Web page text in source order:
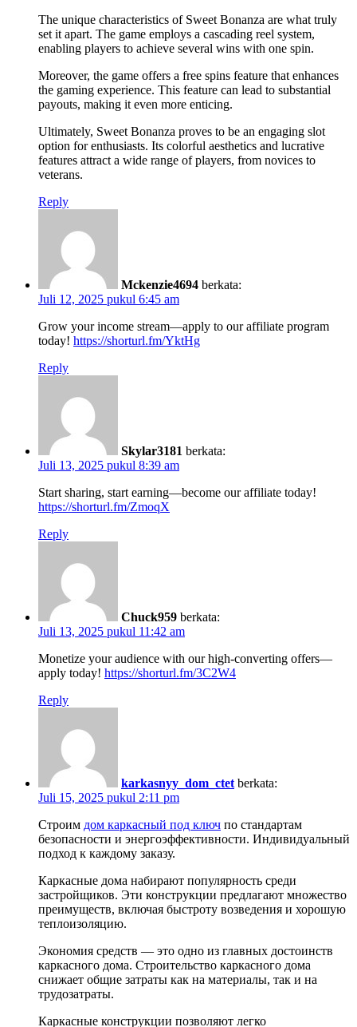
The unique characteristics of Sweet Bonanza are what truly
set it apart. The game employs a cascading reel system,
enabling players to achieve several wins with one spin.
Moreover, the game offers a free spins feature that enhances
the gaming experience. This feature can lead to substantial
payouts, making it even more enticing.
Ultimately, Sweet Bonanza proves to be an engaging slot
option for enthusiasts. Its colorful aesthetics and lucrative
features attract a wide range of players, from novices to
veterans.
Reply
Mckenzie4694 berkata:
Juli 12, 2025 pukul 6:45 am
Grow your income stream—apply to our affiliate program
today! https://shorturl.fm/YktHg
Reply
Skylar3181 berkata:
Juli 13, 2025 pukul 8:39 am
Start sharing, start earning—become our affiliate today!
https://shorturl.fm/ZmoqX
Reply
Chuck959 berkata:
Juli 13, 2025 pukul 11:42 am
Monetize your audience with our high-converting offers—
apply today! https://shorturl.fm/3C2W4
Reply
karkasnyy_dom_ctet berkata:
Juli 15, 2025 pukul 2:11 pm
Строим дом каркасный под ключ по стандартам
безопасности и энергоэффективности. Индивидуальный
подход к каждому заказу.
Каркасные дома набирают популярность среди
застройщиков. Эти конструкции предлагают множество
преимуществ, включая быстроту возведения и хорошую
теплоизоляцию.
Экономия средств — это одно из главных достоинств
каркасного дома. Строительство каркасного дома
снижает общие затраты как на материалы, так и на
трудозатраты.
Каркасные конструкции позволяют легко